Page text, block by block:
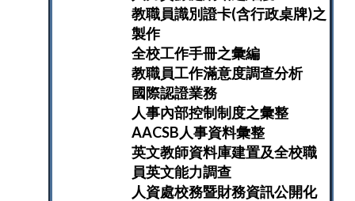
教職員識別證卡(含行政桌牌)之
製作
全校工作手冊之彙編
教職員工作滿意度調查分析
國際認證業務
人事內部控制制度之彙整
AACSB人事資料彙整
英文教師資料庫建置及全校職
員英文能力調查
人資處校務暨財務資訊公開化